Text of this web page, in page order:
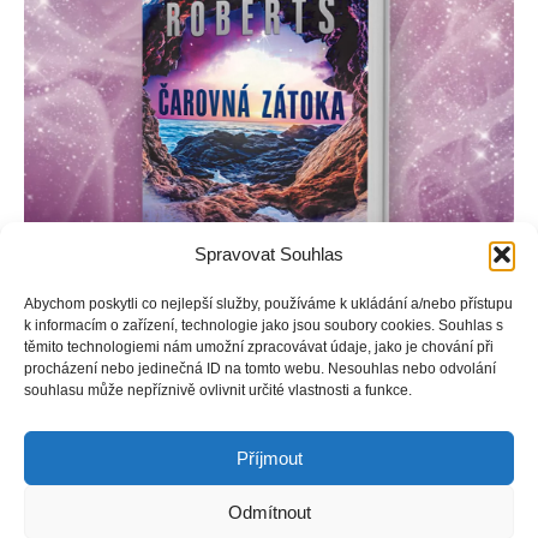
Spravovat Souhlas
Abychom poskytli co nejlepší služby, používáme k ukládání a/nebo přístupu
k informacím o zařízení, technologie jako jsou soubory cookies. Souhlas s
těmito technologiemi nám umožní zpracovávat údaje, jako je chování při
procházení nebo jedinečná ID na tomto webu. Nesouhlas nebo odvolání
souhlasu může nepříznivě ovlivnit určité vlastnosti a funkce.
Příjmout
Odmítnout
Šest strážců spojilo síly, aby našli tři hvězdy, které ohrožují
po završení jejich mise vrátit.